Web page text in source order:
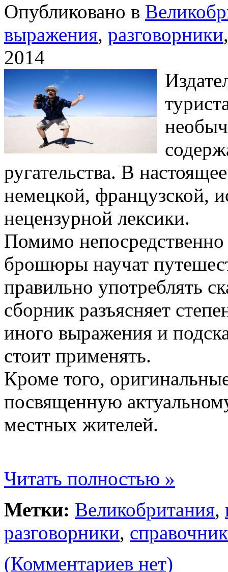
Опубликовано в
выражения, разговорники
2014
ругательства. В
немецкой, французской,
нецензурной лексики.
Помимо
брошюры научат
правильно употреблять
сборник разъясняет
иного выражения и
стоит применять.
Кроме того,
посвященную
местных жителей.
Читать полностью »
Метки: Великобритания,
разговорники,
(Комментариев нет)